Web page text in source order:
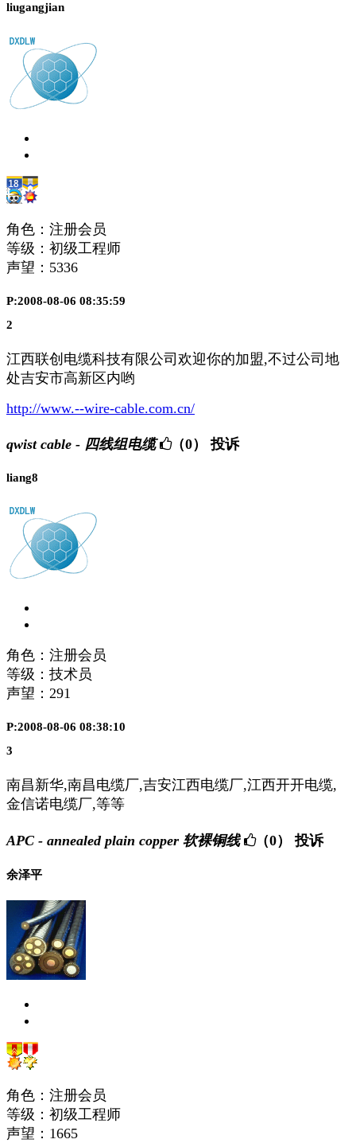
liugangjian
角色：注册会员
等级：初级工程师
声望： 5336
P:2008-08-06 08:35:59
2
江西联创电缆科技有限公司欢迎你的加盟,不过公司地
处吉安市高新区内哟
http://www.--wire-cable.com.cn/
qwist cable - 四线组电缆 （0） 投诉
liang8
角色：注册会员
等级：技术员
声望： 291
P:2008-08-06 08:38:10
3
南昌新华,南昌电缆厂,吉安江西电缆厂,江西开开电缆,
金信诺电缆厂,等等
APC - annealed plain copper 软裸铜线 （0） 投诉
余泽平
角色：注册会员
等级：初级工程师
声望： 1665